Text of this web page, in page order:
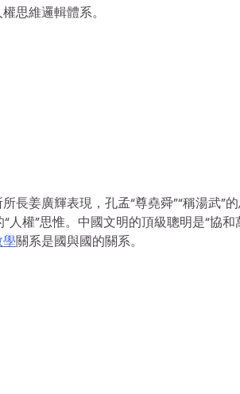
思維邏輯體系。
長姜廣輝表現，孔孟“尊堯舜”“稱湯武”
人權”思惟。中國文明的頂級聰明是“協
關系是國與國的關系。